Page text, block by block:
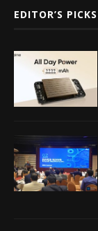
EDITOR’S PICKS